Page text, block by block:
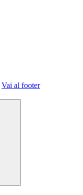
Vai al footer